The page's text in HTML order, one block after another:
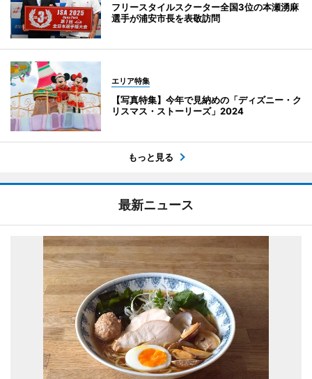
フリースタイルスクーター全国3位の本瀬湧麻
選手が浦安市長を表敬訪問
エリア特集
【写真特集】今年で見納めの「ディズニー・ク
リスマス・ストーリーズ」2024
もっと見る
最新ニュース